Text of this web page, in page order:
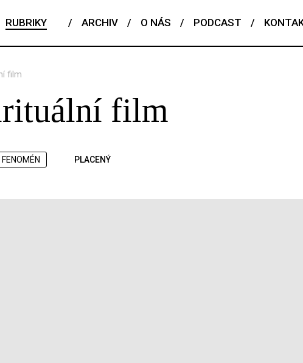
RUBRIKY / ARCHIV / O NÁS / PODCAST /
film
film
FENOMÉN PLACENÝ